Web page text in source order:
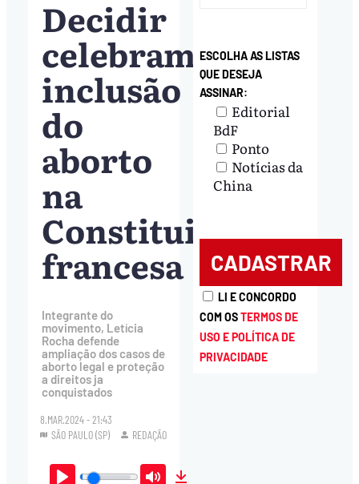
Decidir
celebram
inclusão
do
aborto
na
Constituição
francesa
Integrante do
movimento, Letícia
Rocha defende
ampliação dos casos de
aborto legal e proteção
a direitos ja
conquistados
8.MAR.2024 - 21:43
SÃO PAULO (SP)
REDAÇÃO
ESCOLHA AS LISTAS
QUE DESEJA
ASSINAR:
Editorial
BdF
Ponto
Notícias da
China
LI E CONCORDO
COM OSTERMOS DE
USO E POLÍTICA DE
PRIVACIDADE